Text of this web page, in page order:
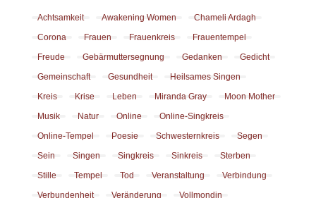
Achtsamkeit Awakening Women
Chameli Ardagh
Corona
Frauen Frauenkreis
Frauentempel
Freude
Gebärmuttersegnung Gedanken
Gedicht
Gemeinschaft
Gesundheit
Heilsames Singen
Kreis
Krise Leben Miranda Gray
Moon Mother
Musik
Natur Online
Online-Singkreis
Online-Tempel
Poesie Schwesternkreis
Segen
Sein
Singen Singkreis Sinkreis
Sterben
Stille
Tempel Tod Veranstaltung
Verbindung
Verbundenheit
Veränderung Vollmondin